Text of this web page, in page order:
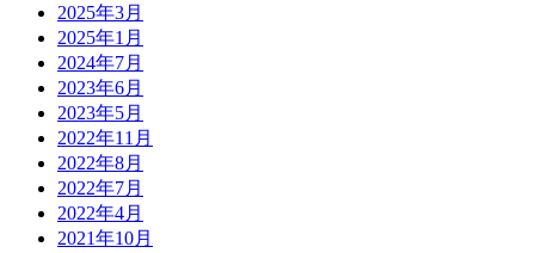
2025年3月
2025年1月
2024年7月
2023年6月
2023年5月
2022年11月
2022年8月
2022年7月
2022年4月
2021年10月